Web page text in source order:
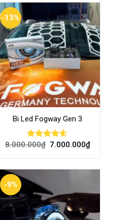
-13%
Bi Led Fogway Gen 3
Rated 4.52
8.000.000₫ 7.000.000₫
-9%